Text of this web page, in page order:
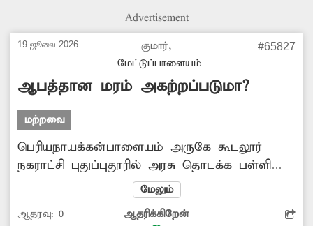
தொற்று நோய் பரவும் அபாயம்
கழிவுநீரை அகற்றி சாக்கடைக்கு மூடி அமைக்க
Advertisement
19 ஜூலை 2026
குமார்,
மேட்டுப்பாளையம்
#65827
ஆபத்தான மரம் அகற்றப்படுமா?
மற்றவை
பெரியநாயக்கன்பாளையம் அருகே கூடலூர்
நகராட்சி புதுப்புதூரில் அரசு தொடக்க பள்ளி
உள்ளது. இங்கு சுற்றுவட்டார கிராமங்களை
சேர்ந்த குழந்தைகள் படித்து வருகின்றனர்.
இந்த பள்ளி வளாகத்தில் பழமையான புங்கை
மேலும்
ஆதரவு: 0 ஆதரிக்கிறேன்